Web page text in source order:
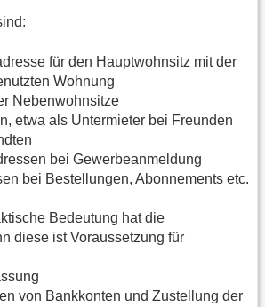
für den Hauptwohnsitz mit der
Wohnung
Nebenwohnsitze
etwa als Untermieter bei Freunden
bei Gewerbeanmeldung
bei Bestellungen, Abonnements etc.
Bedeutung hat die
diese ist Voraussetzung für
von Bankkonten und Zustellung der